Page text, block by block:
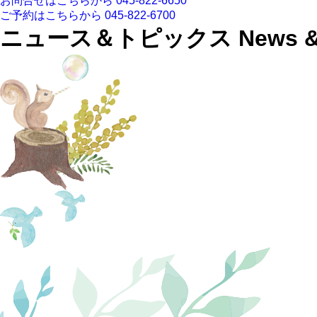
ご予約はこちらから 045-822-6700
ニュース＆トピックス News